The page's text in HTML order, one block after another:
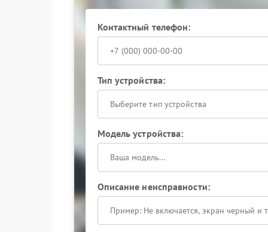
Обращение в мастерскую
Когда самостоятельные меры не дают
Специалисты выполняют ремонт с заменой
Контактный телефон:
Тип устройства:
Выберите тип устройства
Модель устройства:
Описание неисправности: